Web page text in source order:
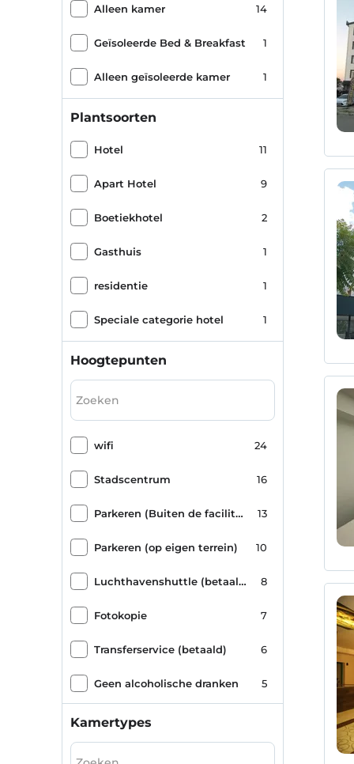
Alleen kamer 14
Geïsoleerde Bed & Breakfast 1
Alleen geïsoleerde kamer 1
Plantsoorten
Hotel 11
Apart Hotel 9
Boetiekhotel 2
Gasthuis 1
residentie 1
Speciale categorie hotel 1
Hoogtepunten
wifi 24
Stadscentrum 16
Parkeren (Buiten de faciliteit) 13
Parkeren (op eigen terrein) 10
Luchthavenshuttle (betaald) 8
Fotokopie 7
Transferservice (betaald) 6
Geen alcoholische dranken 5
milieuvriendelijk
Kamertypes